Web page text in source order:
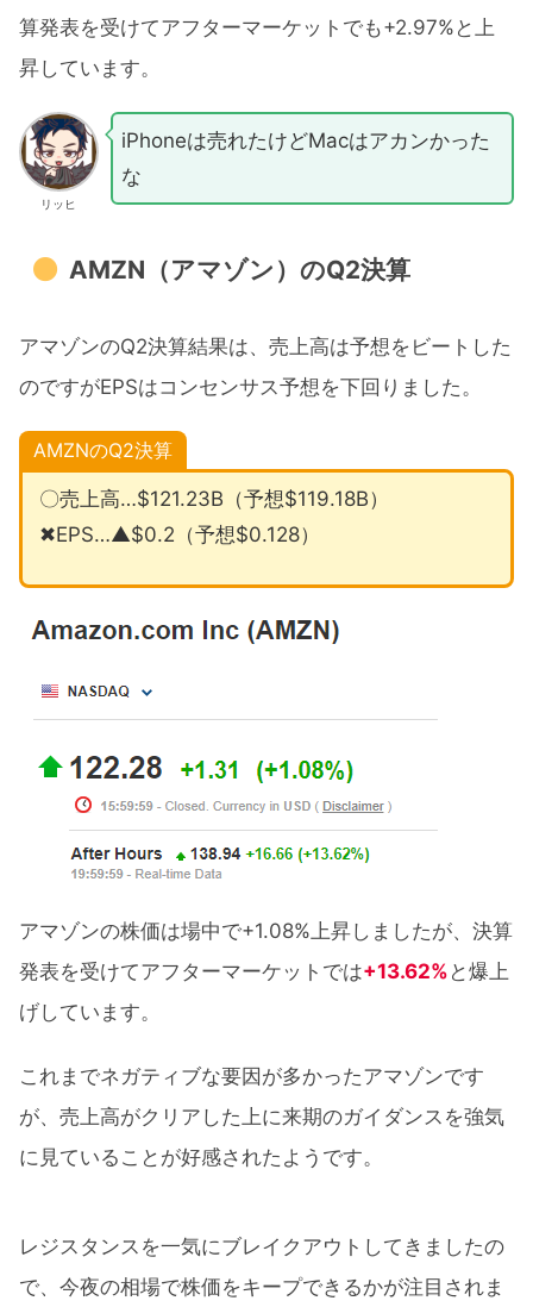
算発表を受けてアフターマーケットでも+2.97%と上
昇しています。
リッヒ
iPhoneは売れたけどMacはアカンかった
な
AMZN（アマゾン）のQ2決算
アマゾンのQ2決算結果は、売上高は予想をビートした
のですがEPSはコンセンサス予想を下回りました。
AMZNのQ2決算
〇売上高…$121.23B（予想$119.18B）
✖EPS…▲$0.2（予想$0.128）
アマゾンの株価は場中で+1.08%上昇しましたが、決算
発表を受けてアフターマーケットでは+13.62% と爆上
げしています。
これまでネガティブな要因が多かったアマゾンです
が、売上高がクリアした上に来期のガイダンスを強気
に見ていることが好感されたようです。
レジスタンスを一気にブレイクアウトしてきましたの
で、今夜の相場で株価をキープできるかが注目されま